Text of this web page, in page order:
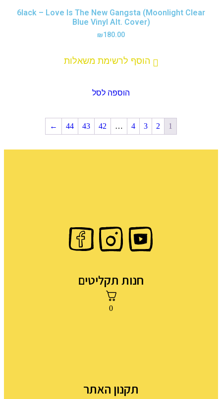
6lack – Love Is The New Gangsta (Moonlight Clear
Blue Vinyl Alt. Cover)
₪180.00
הוסף לרשימת משאלות
הוספה לסל
1
2
3
4
…
42
43
44
←
חנות תקליטים
0
תקנון האתר